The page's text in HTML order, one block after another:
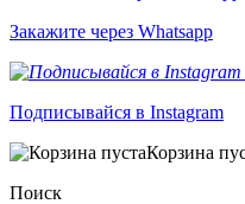
Закажите через Whatsapp
Подписывайся в Instagram
Корзина
Поиск